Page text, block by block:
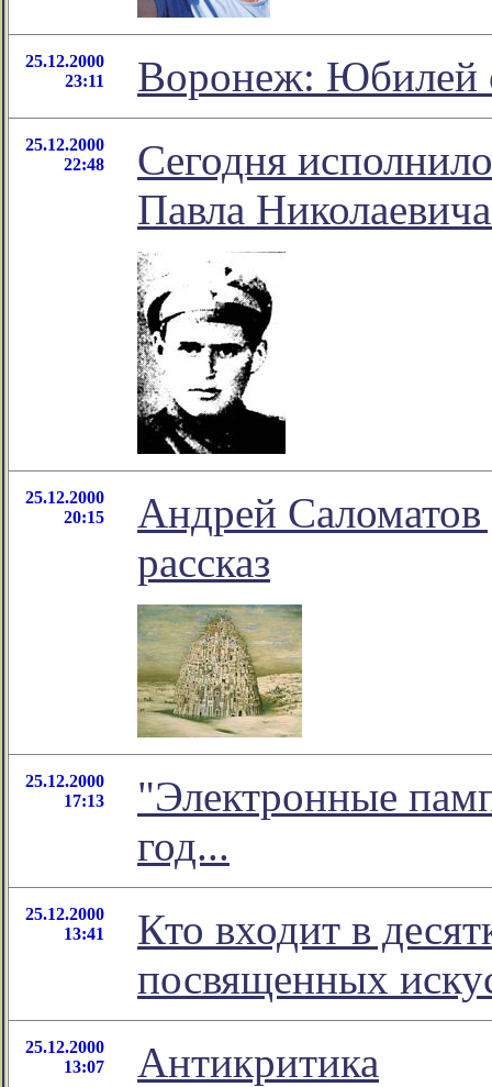
25.12.2000
23:11
Воронеж: Юбилей
25.12.2000
22:48
Сегодня
Павла
25.12.2000
20:15
Андрей Саломатов
рассказ
25.12.2000
17:13
"Электронные
год...
25.12.2000
13:41
Кто входит в
посвященных
25.12.2000
13:07
Антикритика